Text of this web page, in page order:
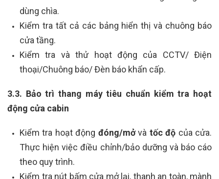
dùng chìa.
Kiểm tra tất cả các bảng hiển thị và chuông báo
cửa tầng.
Kiểm tra và thử hoạt động của CCTV/ Điện
thoại/Chuông báo/ Đèn báo khẩn cấp.
3.3. Bảo trì thang máy tiêu chuẩn kiểm tra hoạt
động cửa cabin
Kiểm tra hoạt động đóng/mởvà tốc độ của cửa.
Thực hiện việc điều chỉnh/bảo dưỡng và báo cáo
theo quy trình.
Kiểm tra nút bấm cửa mở lại, thanh an toàn, mành